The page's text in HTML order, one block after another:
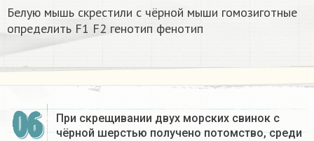
Белую мышь скрестили с чёрной мыши гомозиготные
определить F1 F2 генотип фенотип
06
При скрещивании двух морских свинок с
чёрной шерстью получено потомство, среди